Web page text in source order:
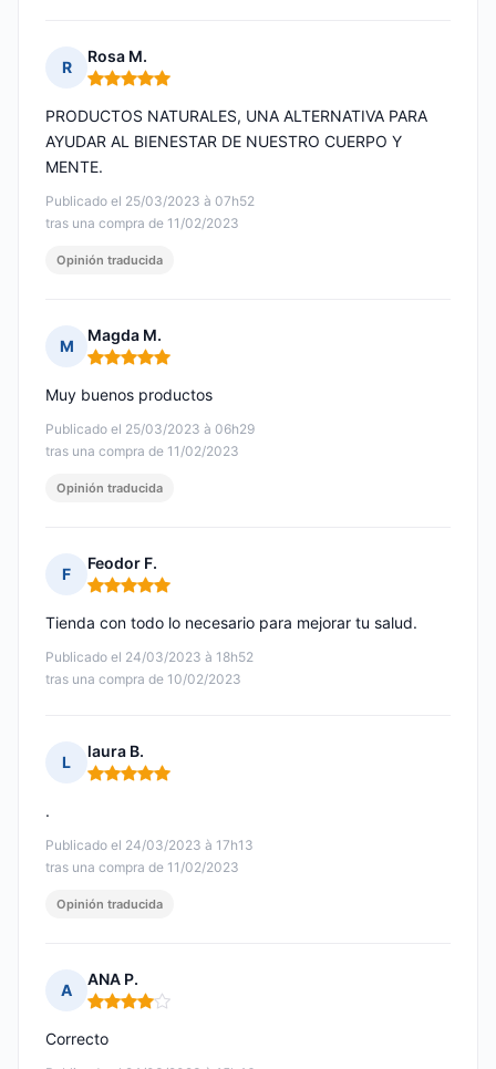
R
Rosa M.
Nota: 5 de 5
Publicado el 25/03/2023 à 07h52
tras una compra de 11/02/2023
PRODUCTOS NATURALES, UNA ALTERNATIVA PARA
AYUDAR AL BIENESTAR DE NUESTRO CUERPO Y
MENTE.
Opinión traducida
M
Magda M.
Nota: 5 de 5
Publicado el 25/03/2023 à 06h29
tras una compra de 11/02/2023
Muy buenos productos
Opinión traducida
F
Feodor F.
Nota: 5 de 5
Publicado el 24/03/2023 à 18h52
tras una compra de 10/02/2023
Tienda con todo lo necesario para mejorar tu salud.
L
laura B.
Nota: 5 de 5
Publicado el 24/03/2023 à 17h13
tras una compra de 11/02/2023
.
Opinión traducida
A
ANA P.
Nota: 4 de 5
Correcto